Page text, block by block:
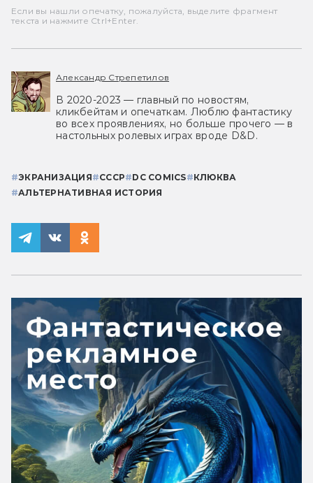
Если вы нашли опечатку, пожалуйста, выделите фрагмент
текста и нажмите Ctrl+Enter.
Александр Стрепетилов
В 2020-2023 — главный по новостям,
кликбейтам и опечаткам. Люблю фантастику
во всех проявлениях, но больше прочего — в
настольных ролевых играх вроде D&D.
#ЭКРАНИЗАЦИЯ#СССР#DC COMICS#КЛЮКВА
#АЛЬТЕРНАТИВНАЯ ИСТОРИЯ